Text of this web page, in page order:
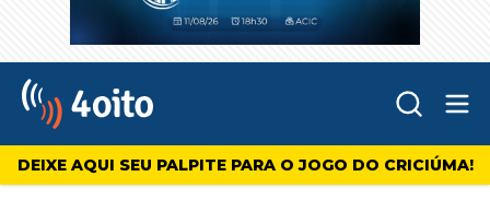
4oito
DEIXE AQUI SEU PALPITE PARA O JOGO DO CRICIÚMA!